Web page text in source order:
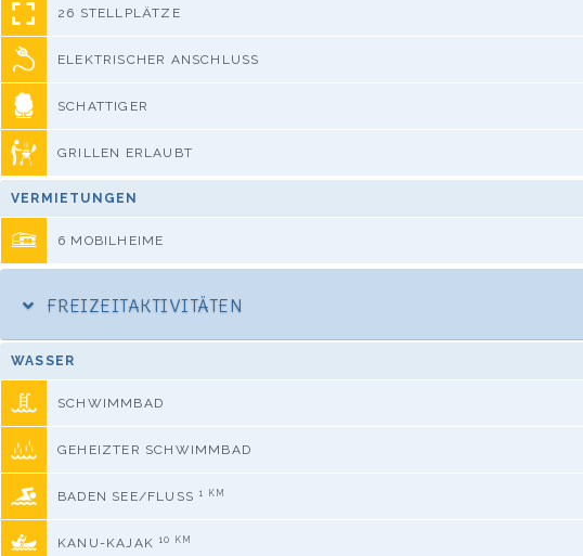
26 STELLPLÄTZE
ELEKTRISCHER ANSCHLUSS
SCHATTIGER
GRILLEN ERLAUBT
VERMIETUNGEN
6 MOBILHEIME
FREIZEITAKTIVITÄTEN
WASSER
SCHWIMMBAD
GEHEIZTER SCHWIMMBAD
BADEN SEE/FLUSS 1 KM
KANU-KAJAK 10 KM